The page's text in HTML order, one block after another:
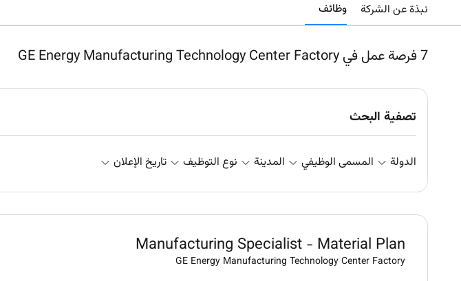
نبذة عن الشركة وظائف
7فرصة عمل في GE Energy Manufacturing Technology Center Factory
تصفية البحث
الدولة المسمى الوظيفي المدينة نوع التوظيف تاريخ الإعلان
Manufacturing Specialist - Material Plan
GE Energy Manufacturing Technology Center Factory